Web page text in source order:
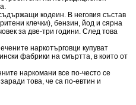
кодеин. В неговия състав
клечки), бензин, йод и сярна
за две-три години. След това
наркотърговци купуват
фабрики на смъртта, в които от
наркомани все по-често се
това, че са по-евтин и